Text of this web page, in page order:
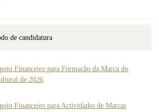
de candidatura
Financeiro para Formação da Marca do
de 2026
Financeiro para Actividades de Marcas